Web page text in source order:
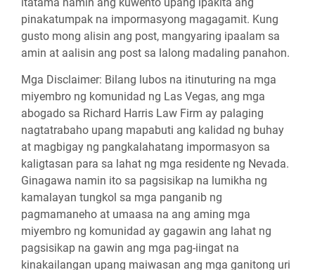
pinakatumpak na impormasyong magagamit. Kung
gusto mong alisin ang post, mangyaring ipaalam sa
amin at aalisin ang post sa lalong madaling panahon.
Mga Disclaimer: Bilang lubos na itinuturing na mga
miyembro ng komunidad ng Las Vegas, ang mga
abogado sa Richard Harris Law Firm ay palaging
nagtatrabaho upang mapabuti ang kalidad ng buhay
at magbigay ng pangkalahatang impormasyon sa
kaligtasan para sa lahat ng mga residente ng Nevada.
Ginagawa namin ito sa pagsisikap na lumikha ng
kamalayan tungkol sa mga panganib ng
pagmamaneho at umaasa na ang aming mga
miyembro ng komunidad ay gagawin ang lahat ng
pagsisikap na gawin ang mga pag-iingat na
kinakailangan upang maiwasan ang mga ganitong uri